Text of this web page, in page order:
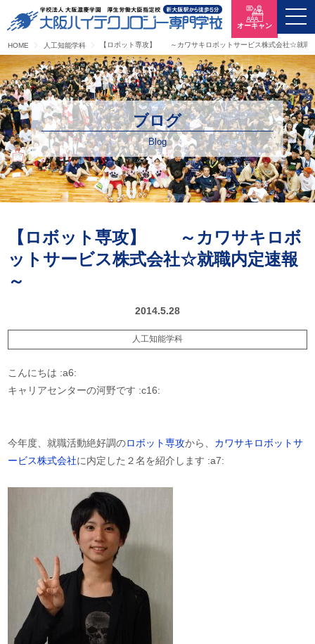
HOME 人工知能学科 【ロボット専攻】 ～カワサキロボットサービス株式会社☆就職
オーキャン
ブログ
Blog
【ロボット専攻】 ～カワサキロボ
ットサービス株式会社☆就職内定速報
～
2014.5.28
人工知能学科
こんにちは :a6:
キャリアセンターの河野です :c16:
今年度、就職活動絶好調のロボット専攻から、 カワサキロボットサ
ービス株式会社に内定した２名を紹介します :a7: